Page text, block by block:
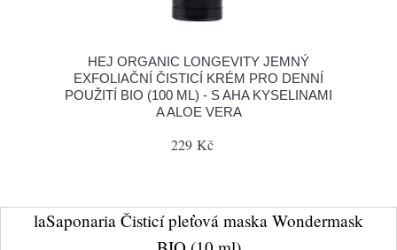
HEJ ORGANIC LONGEVITY JEMNÝ
EXFOLIAČNÍ ČISTICÍ KRÉM PRO DENNÍ
POUŽITÍ BIO (100 ML) - S AHA KYSELINAMI
A ALOE VERA
229 Kč
laSaponaria Čisticí pleťová maska Wondermask